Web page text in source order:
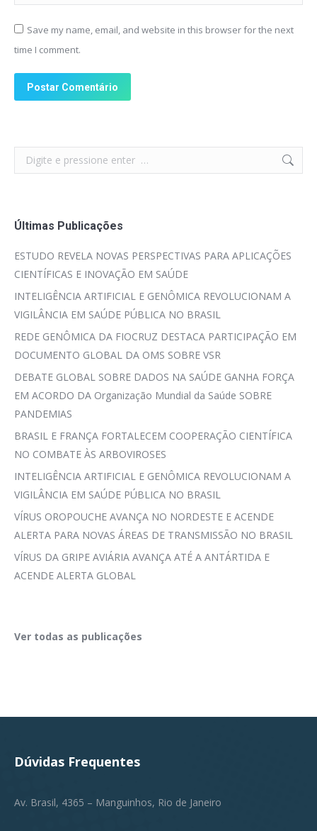
Save my name, email, and website in this browser for the next
time I comment.
Postar Comentário
Search:
Últimas Publicações
ESTUDO REVELA NOVAS PERSPECTIVAS PARA APLICAÇÕES
CIENTÍFICAS E INOVAÇÃO EM SAÚDE
INTELIGÊNCIA ARTIFICIAL E GENÔMICA REVOLUCIONAM A
VIGILÂNCIA EM SAÚDE PÚBLICA NO BRASIL
REDE GENÔMICA DA FIOCRUZ DESTACA PARTICIPAÇÃO EM
DOCUMENTO GLOBAL DA OMS SOBRE VSR
DEBATE GLOBAL SOBRE DADOS NA SAÚDE GANHA FORÇA
EM ACORDO DA Organização Mundial da Saúde SOBRE
PANDEMIAS
BRASIL E FRANÇA FORTALECEM COOPERAÇÃO CIENTÍFICA
NO COMBATE ÀS ARBOVIROSES
INTELIGÊNCIA ARTIFICIAL E GENÔMICA REVOLUCIONAM A
VIGILÂNCIA EM SAÚDE PÚBLICA NO BRASIL
VÍRUS OROPOUCHE AVANÇA NO NORDESTE E ACENDE
ALERTA PARA NOVAS ÁREAS DE TRANSMISSÃO NO BRASIL
VÍRUS DA GRIPE AVIÁRIA AVANÇA ATÉ A ANTÁRTIDA E
ACENDE ALERTA GLOBAL
Ver todas as publicações
Dúvidas Frequentes
Av. Brasil, 4365 – Manguinhos, Rio de Janeiro